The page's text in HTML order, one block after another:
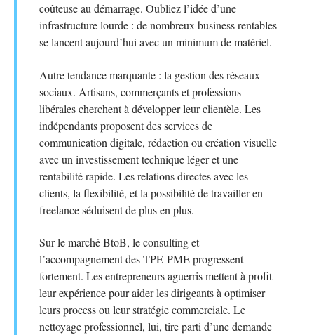
coûteuse au démarrage. Oubliez l’idée d’une
infrastructure lourde : de nombreux business rentables
se lancent aujourd’hui avec un minimum de matériel.
Autre tendance marquante : la gestion des réseaux
sociaux. Artisans, commerçants et professions
libérales cherchent à développer leur clientèle. Les
indépendants proposent des services de
communication digitale, rédaction ou création visuelle
avec un investissement technique léger et une
rentabilité rapide. Les relations directes avec les
clients, la flexibilité, et la possibilité de travailler en
freelance séduisent de plus en plus.
Sur le marché BtoB, le consulting et
l’accompagnement des TPE-PME progressent
fortement. Les entrepreneurs aguerris mettent à profit
leur expérience pour aider les dirigeants à optimiser
leurs process ou leur stratégie commerciale. Le
nettoyage professionnel, lui, tire parti d’une demande